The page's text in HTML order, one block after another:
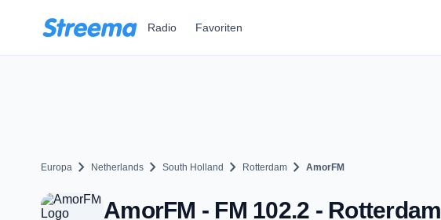
Radio Favoriten
Europa chevron_right Netherlands chevron_right South Holland chevron_right Rotterdam chevron_right AmorFM
AmorFM - FM 102.2 - Rotterdam